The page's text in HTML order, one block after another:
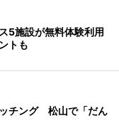
5施設が無料体験利用
トも
チング 松山で「だん